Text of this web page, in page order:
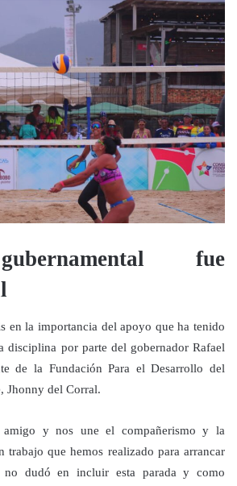
fue
en la importancia del apoyo que ha tenido
disciplina por parte del gobernador Rafael
de la Fundación Para el Desarrollo del
Jhonny del Corral.
amigo y nos une el compañerismo y la
trabajo que hemos realizado para arrancar
dudó en incluir esta parada y como